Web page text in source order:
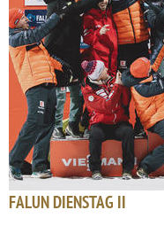
FALUN DIENSTAG II